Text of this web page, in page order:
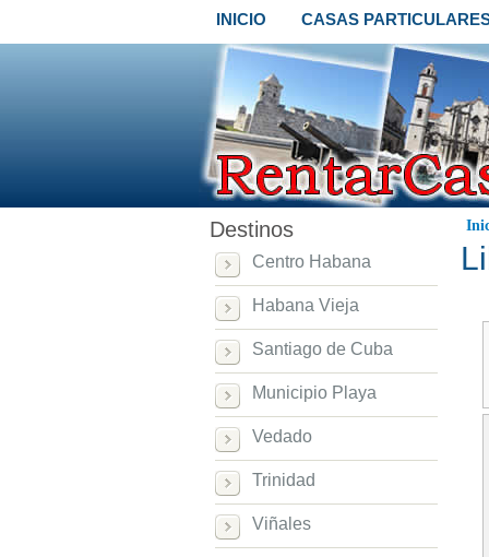
INICIO CASAS
Destinos
Centro Habana
Habana Vieja
Santiago de Cuba
Municipio Playa
Vedado
Trinidad
Viñales